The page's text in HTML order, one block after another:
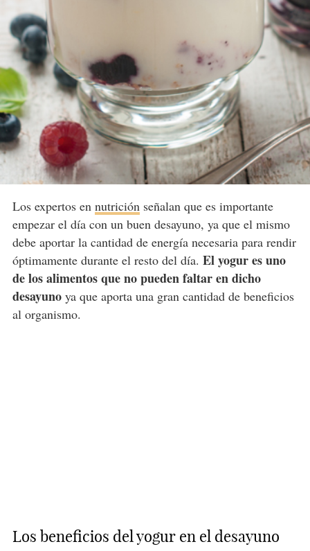
Los expertos en nutrición señalan que es importante
empezar el día con un buen desayuno, ya que el mismo
debe aportar la cantidad de energía necesaria para rendir
óptimamente durante el resto del día. El yogur es uno
de los alimentos que no pueden faltar en dicho
desayunoya que aporta una gran cantidad de beneficios
al organismo.
Los beneficios del yogur en el desayuno